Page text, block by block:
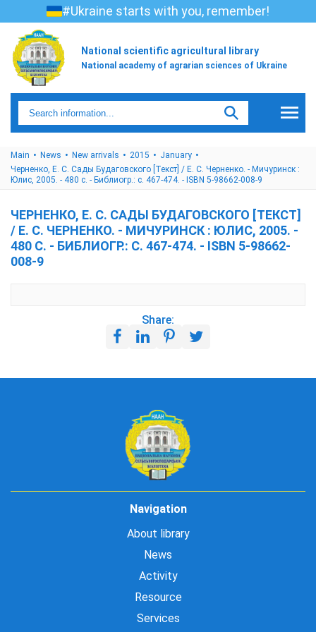
#Ukraine starts with you, remember!
National scientific agricultural library
National academy of agrarian sciences of Ukraine
Main News New arrivals 2015
January
Черненко, Е. С. Сады Будаговского [Текст] / Е. С. Черненко. - Мичуринск :
Юлис, 2005. - 480 с. - Библиогр.: с. 467-474. - ISBN 5-98662-008-9
ЧЕРНЕНКО, Е. С. САДЫ БУДАГОВСКОГО [ТЕКСТ]
/ Е. С. ЧЕРНЕНКО. - МИЧУРИНСК : ЮЛИС, 2005. -
480 С. - БИБЛИОГР.: С. 467-474. - ISBN 5-98662-
008-9
Share:
Navigation
About library
News
Activity
Resource
Services